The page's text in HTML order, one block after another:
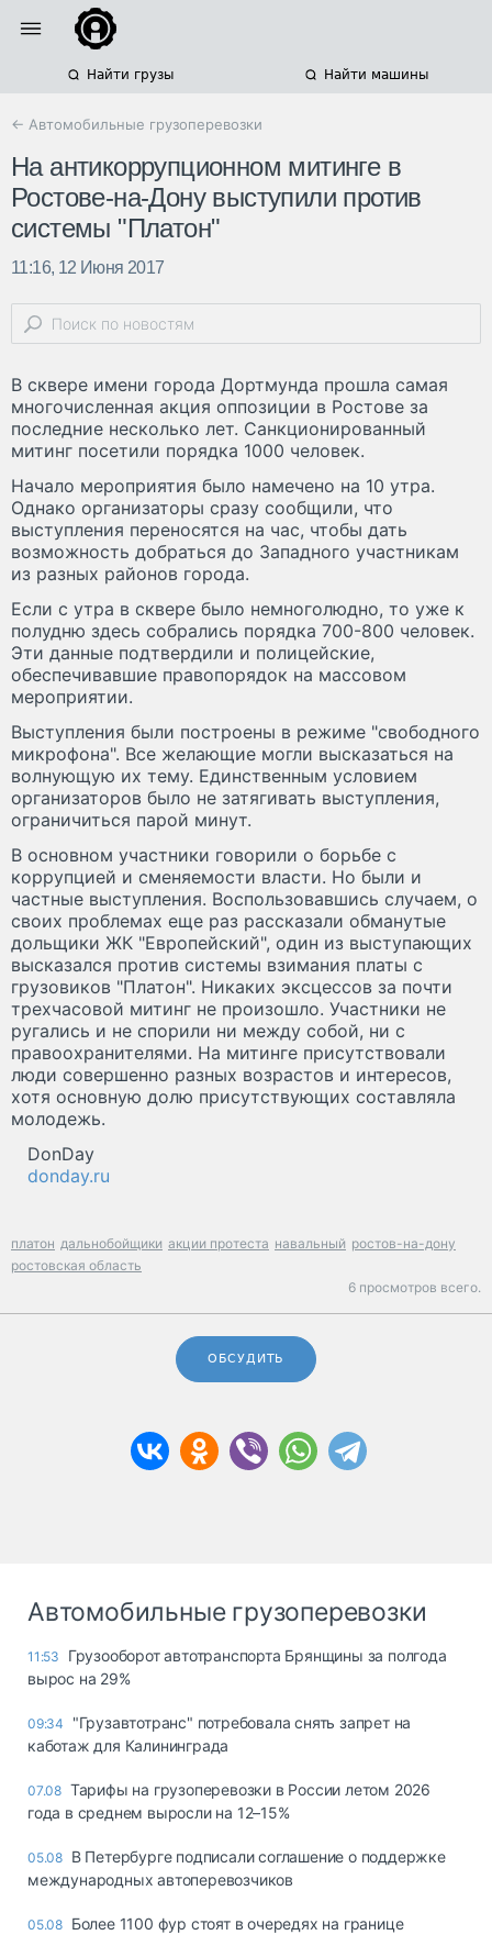
Найти грузы Найти машины
← Автомобильные грузоперевозки
На антикоррупционном митинге в
Ростове-на-Дону выступили против
системы "Платон"
11:16, 12 Июня 2017
В сквере имени города Дортмунда прошла самая
многочисленная акция оппозиции в Ростове за
последние несколько лет. Санкционированный
митинг посетили порядка 1000 человек.
Начало мероприятия было намечено на 10 утра.
Однако организаторы сразу сообщили, что
выступления переносятся на час, чтобы дать
возможность добраться до Западного участникам
из разных районов города.
Если с утра в сквере было немноголюдно, то уже к
полудню здесь собрались порядка 700-800 человек.
Эти данные подтвердили и полицейские,
обеспечивавшие правопорядок на массовом
мероприятии.
Выступления были построены в режиме "свободного
микрофона". Все желающие могли высказаться на
волнующую их тему. Единственным условием
организаторов было не затягивать выступления,
ограничиться парой минут.
В основном участники говорили о борьбе с
коррупцией и сменяемости власти. Но были и
частные выступления. Воспользовавшись случаем, о
своих проблемах еще раз рассказали обманутые
дольщики ЖК "Европейский", один из выступающих
высказался против системы взимания платы с
грузовиков "Платон". Никаких эксцессов за почти
трехчасовой митинг не произошло. Участники не
ругались и не спорили ни между собой, ни с
правоохранителями. На митинге присутствовали
люди совершенно разных возрастов и интересов,
хотя основную долю присутствующих составляла
молодежь.
DonDay
donday.ru
платон дальнобойщики акции протеста навальный ростов-на-дону
ростовская область
6 просмотров всего.
ОБСУДИТЬ
Автомобильные грузоперевозки
11:53
Грузооборот автотранспорта Брянщины за полгода
вырос на 29%
09:34
"Грузавтотранс" потребовала снять запрет на
каботаж для Калининграда
07.08 Тарифы на грузоперевозки в России летом 2026
года в среднем выросли на 12–15%
05.08 В Петербурге подписали соглашение о поддержке
международных автоперевозчиков
05.08 Более 1100 фур стоят в очередях на границе